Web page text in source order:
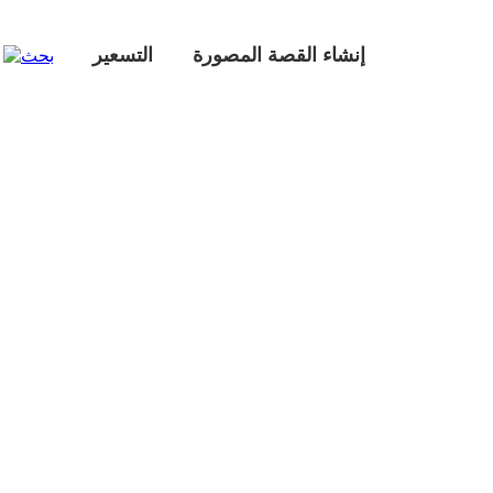
التسعير إنشاء القصة المصورة